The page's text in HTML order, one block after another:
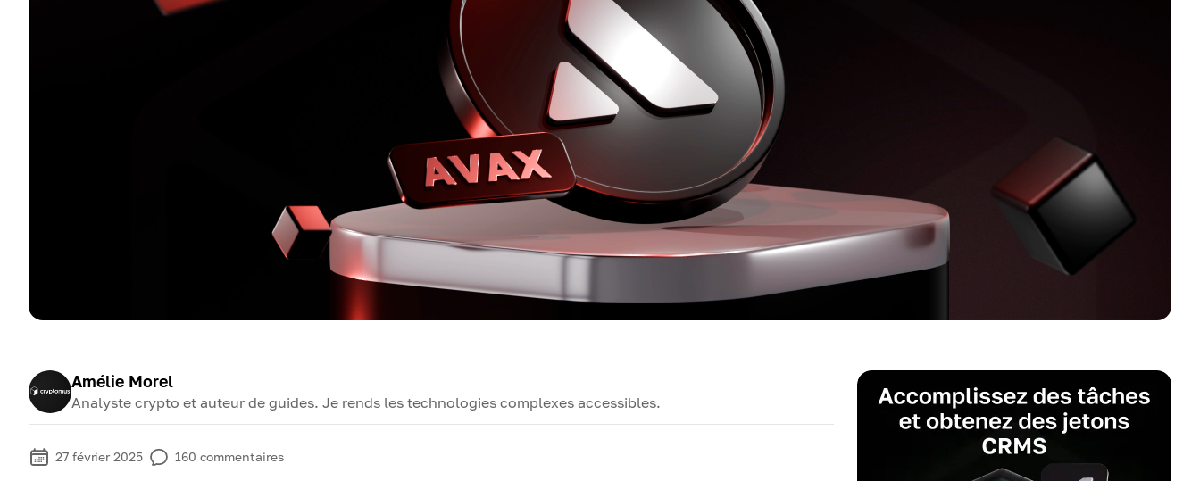
Amélie Morel
Analyste crypto et auteur de guides. Je rends les technologies complexes accessibles.
27 février 2025 160 commentaires